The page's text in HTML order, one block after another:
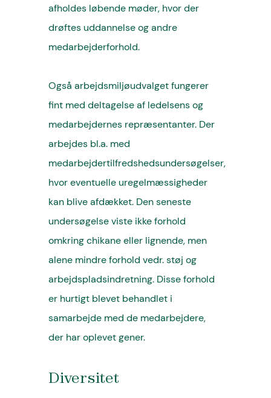
afholdes løbende møder, hvor der
drøftes uddannelse og andre
medarbejderforhold.
Også arbejdsmiljøudvalget fungerer
fint med deltagelse af ledelsens og
medarbejdernes repræsentanter. Der
arbejdes bl.a. med
medarbejdertilfredshedsundersøgelser,
hvor eventuelle uregelmæssigheder
kan blive afdækket. Den seneste
undersøgelse viste ikke forhold
omkring chikane eller lignende, men
alene mindre forhold vedr. støj og
arbejdspladsindretning. Disse forhold
er hurtigt blevet behandlet i
samarbejde med de medarbejdere,
der har oplevet gener.
Diversitet